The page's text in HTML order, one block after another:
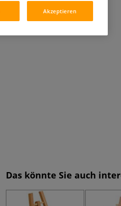
Das könnte Sie auch
Akzeptieren